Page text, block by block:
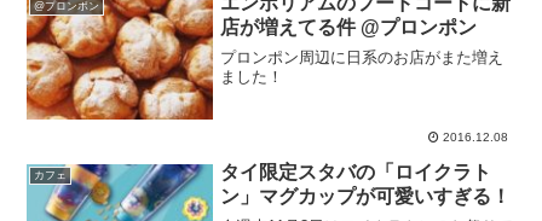
@プロンポン
店が増えてる件 @プロンポン
プロンポン周辺に日系のお店がまた増え
ました！
2016.12.08
カフェ
タイ限定スタバの「ロイクラト
ン」マグカップが可愛いすぎる！